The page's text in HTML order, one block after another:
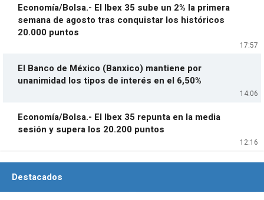
17:57
Economía/Bolsa.- El Ibex 35 sube un 2% la primera
semana de agosto tras conquistar los históricos
20.000 puntos
14:06
El Banco de México (Banxico) mantiene por
unanimidad los tipos de interés en el 6,50%
12:16
Economía/Bolsa.- El Ibex 35 repunta en la media
sesión y supera los 20.200 puntos
Destacados